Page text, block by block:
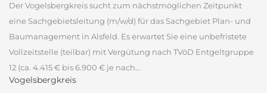
Der Vogelsbergkreis sucht zum nächstmöglichen Zeitpunkt
eine Sachgebietsleitung (m/w/d) für das Sachgebiet Plan- und
Baumanagement in Alsfeld. Es erwartet Sie eine unbefristete
Vollzeitstelle (teilbar) mit Vergütung nach TVöD Entgeltgruppe
12 (ca. 4.415 € bis 6.900 € je nach...
Vogelsbergkreis